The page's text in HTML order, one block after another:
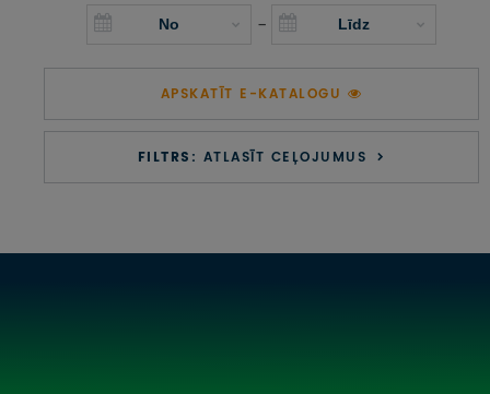
UZŅEMOŠAIS TŪRISMS
IMPRO KONKURSI
PIRMSLĪGUMA INFORMĀCIJA, KLIENTA LĪGUMS,
CEĻOJUMU APDROŠINĀŠANA
-
APSKATĪT E-KATALOGU
FILTRS: ATLASĪT CEĻOJUMUS